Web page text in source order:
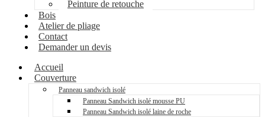
Peinture de retouche
Bois
Atelier de pliage
Contact
Demander un devis
Accueil
Couverture
Panneau sandwich isolé
Panneau Sandwich isolé mousse PU
Panneau Sandwich isolé laine de roche